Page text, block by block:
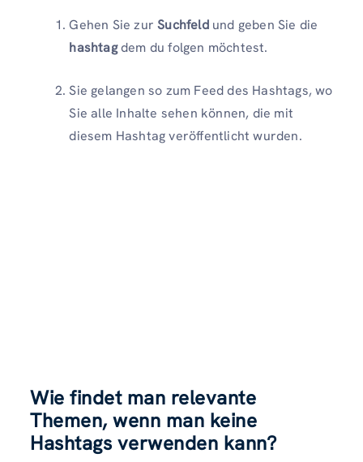
Gehen Sie zurSuchfeldund geben Sie die
hashtagdem du folgen möchtest.
Sie gelangen so zum Feed des Hashtags, wo
Sie alle Inhalte sehen können, die mit
diesem Hashtag veröffentlicht wurden.
Wie findet man relevante
Themen, wenn man keine
Hashtags verwenden kann?